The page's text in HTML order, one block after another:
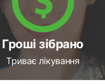
Гроші зібрано
Триває лікування